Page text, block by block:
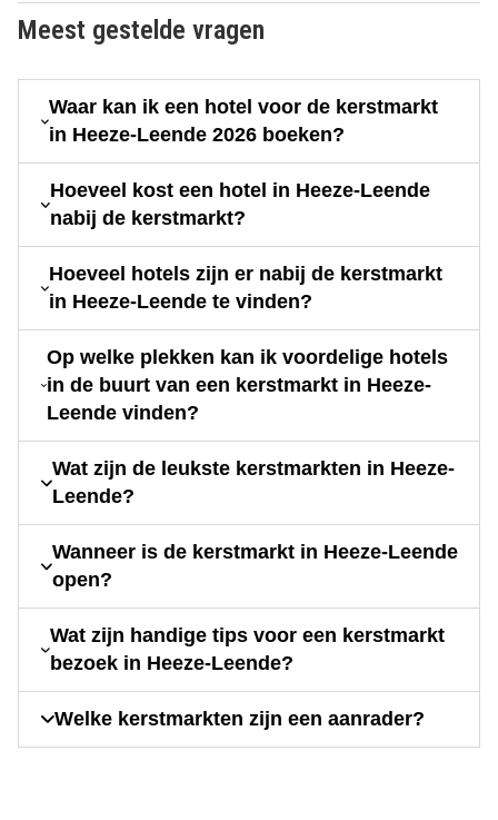
Meest gestelde vragen
Waar kan ik een hotel voor de kerstmarkt
in Heeze-Leende 2026 boeken?
Hoeveel kost een hotel in Heeze-Leende
nabij de kerstmarkt?
Hoeveel hotels zijn er nabij de kerstmarkt
in Heeze-Leende te vinden?
Op welke plekken kan ik voordelige hotels
in de buurt van een kerstmarkt in Heeze-
Leende vinden?
Wat zijn de leukste kerstmarkten in Heeze-
Leende?
Wanneer is de kerstmarkt in Heeze-Leende
open?
Wat zijn handige tips voor een kerstmarkt
bezoek in Heeze-Leende?
Welke kerstmarkten zijn een aanrader?